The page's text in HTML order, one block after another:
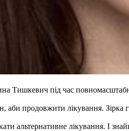
Тишкевич під час
аби продовжити лікування.
альтернативне лікування. І